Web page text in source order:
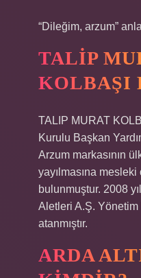
“Dileğim, arzum”
TALIP
KOLBAŞI
TALIP MURAT
Kurulu Başkan
Arzum markasının
yayılmasına mesleki
bulunmuştur. 2008
Aletleri A.Ş.
atanmıştır.
ARDA